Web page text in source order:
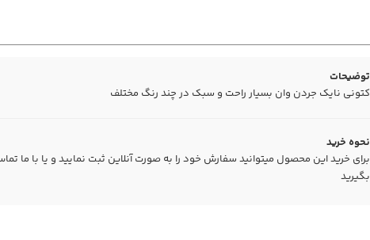
توضیحات
کتونی نایک جردن وان بسیار راحت و سبک در چند رنگ مختلف
نحوه خرید
برای خرید این محصول میتوانید سفارش خود را به صورت آنلاین ثبت نمایید و یا با ما
بگیرید